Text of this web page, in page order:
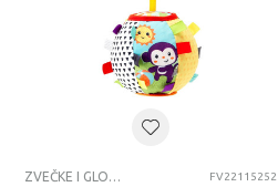
ZVEČKE I GLODALICE FV22115252